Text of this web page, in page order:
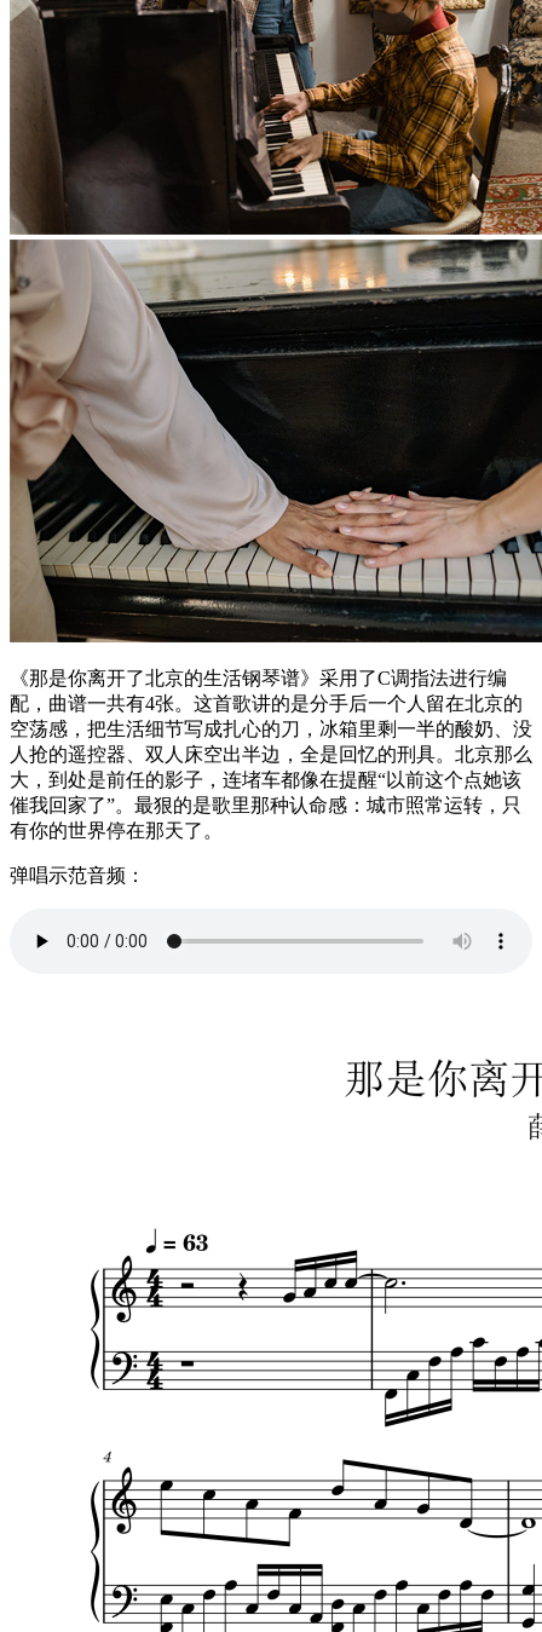
《那是你离开了北京的生活钢琴谱》采用了C调指法进行编
配，曲谱一共有4张。这首歌讲的是分手后一个人留在北京的
空荡感，把生活细节写成扎心的刀，冰箱里剩一半的酸奶、没
人抢的遥控器、双人床空出半边，全是回忆的刑具。北京那么
大，到处是前任的影子，连堵车都像在提醒“以前这个点她该
催我回家了”。最狠的是歌里那种认命感：城市照常运转，只
有你的世界停在那天了。
弹唱示范音频：